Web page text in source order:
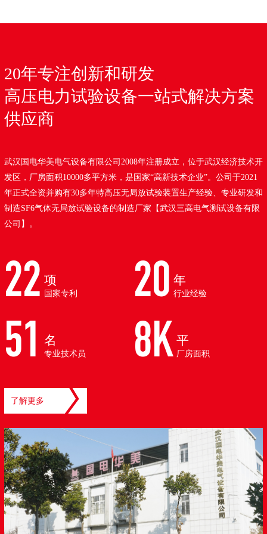
20年专注创新和研发
高压电力试验设备一站式解决方案
供应商
武汉国电华美电气设备有限公司2008年注册成立，位于武汉经济技术开
发区，厂房面积10000多平方米，是国家“高新技术企业”。公司于2021
年正式全资并购有30多年特高压无局放试验装置生产经验、专业研发和
制造SF6气体无局放试验设备的制造厂家【武汉三高电气测试设备有限
公司】。
22 项
国家专利 20 年
行业经验
51 名
专业技术员 8K 平
厂房面积
了解更多